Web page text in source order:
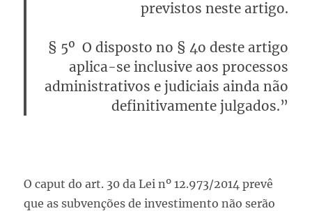
previstos neste artigo.
§ 5º O disposto no § 4o deste artigo
aplica-se inclusive aos processos
administrativos e judiciais ainda não
definitivamente julgados.”
O caput do art. 30 da Lei nº 12.973/2014 prevê
que as subvenções de investimento não serão